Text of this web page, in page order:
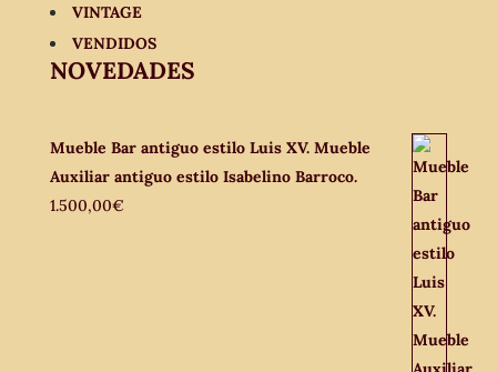
VINTAGE
VENDIDOS
NOVEDADES
Mueble Bar antiguo estilo Luis XV. Mueble
Auxiliar antiguo estilo Isabelino Barroco.
1.500,00€